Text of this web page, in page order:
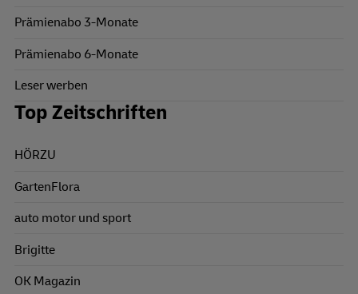
Prämienabo 3-Monate
Prämienabo 6-Monate
Leser werben
Top Zeitschriften
HÖRZU
GartenFlora
auto motor und sport
Brigitte
OK Magazin